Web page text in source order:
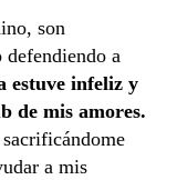
son
defendiendo a
estuve infeliz y
de mis amores.
a mis